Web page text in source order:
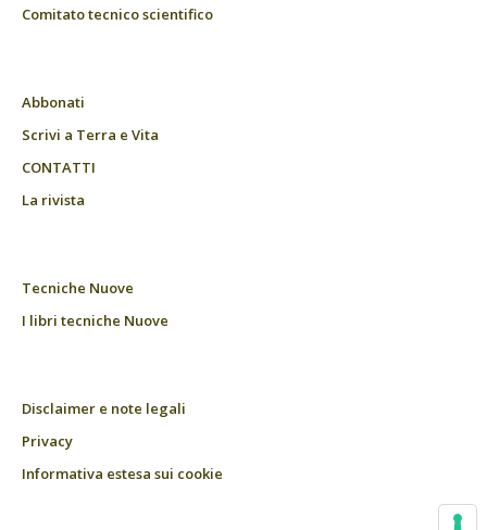
Comitato tecnico scientifico
Abbonati
Scrivi a Terra e Vita
CONTATTI
La rivista
Tecniche Nuove
I libri tecniche Nuove
Disclaimer e note legali
Privacy
Informativa estesa sui cookie